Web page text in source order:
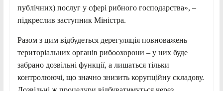
публічних) послуг у сфері рибного господарства», –
підкреслив заступник Міністра.
Разом з цим відбудеться дерегуляція повноважень
територіальних органів рибоохорони – у них буде
забрано дозвільні функції, а лишаться тільки
контролюючі, що значно знизить корупційну складову.